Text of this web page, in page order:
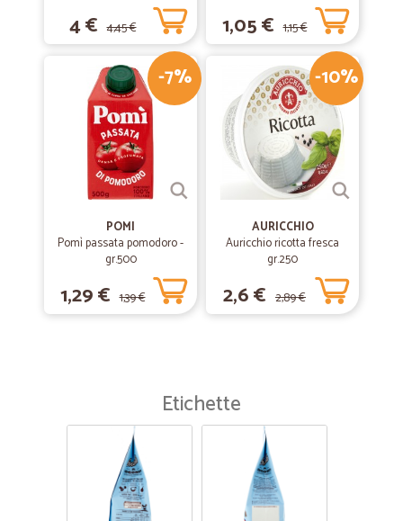
4 € 4,45 € 1,05 € 1,15 €
-7%
POMI
Pomì passata pomodoro -
gr.500
1,29 € 1,39 €
-10%
AURICCHIO
Auricchio ricotta fresca
gr.250
2,6 € 2,89 €
Etichette